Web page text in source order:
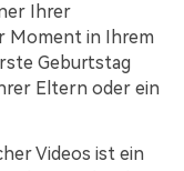
Ihrer
Moment in Ihrem
Geburtstag
Eltern oder ein
Videos ist ein